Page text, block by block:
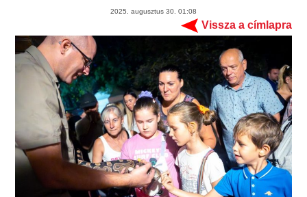
2025. augusztus 30. 01:08
Vissza a címlapra